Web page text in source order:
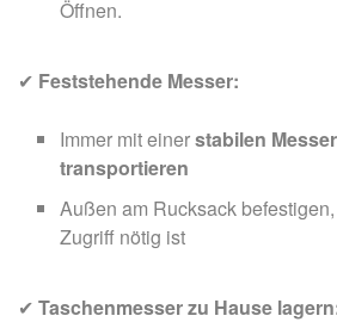
Öffnen.
✔ Feststehende Messer:
Immer mit einerstabilen
transportieren
Außen am Rucksack
Zugriff nötig ist
✔ Taschenmesser zu Hause